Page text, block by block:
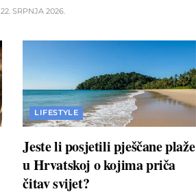
22. SRPNJA 2026.
LIFESTYLE
Jeste li posjetili pješčane plaže
u Hrvatskoj o kojima priča
čitav svijet?